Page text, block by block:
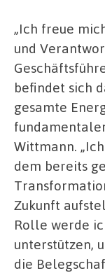
„Ich freue
und
befindet sich
gesamte
Wittmann.
dem bereits
Zukunft
Rolle werde
unterstützen,
die